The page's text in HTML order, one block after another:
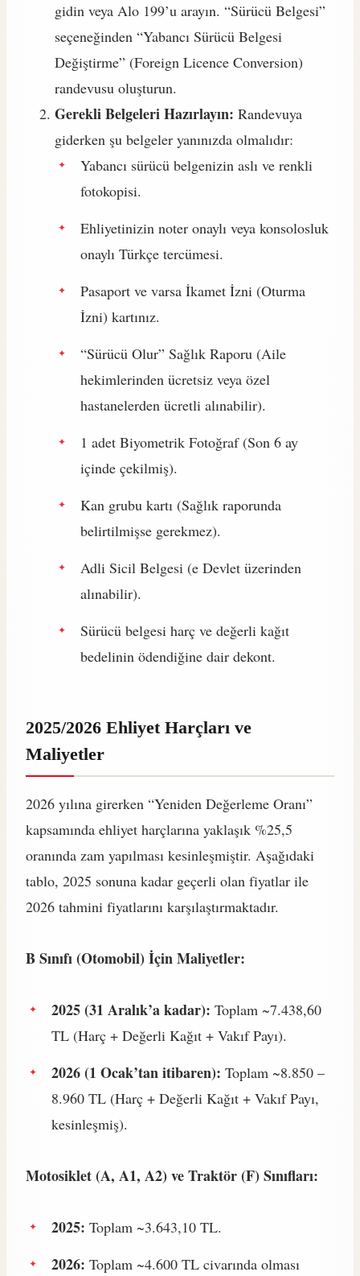
gidin veya Alo 199’u arayın. “Sürücü Belgesi”
seçeneğinden “Yabancı Sürücü Belgesi
Değiştirme” (Foreign Licence Conversion)
randevusu oluşturun.
Gerekli Belgeleri Hazırlayın: Randevuya
giderken şu belgeler yanınızda olmalıdır:
Yabancı sürücü belgenizin aslı ve renkli
fotokopisi.
Ehliyetinizin noter onaylı veya konsolosluk
onaylı Türkçe tercümesi.
Pasaport ve varsa İkamet İzni (Oturma
İzni) kartınız.
“Sürücü Olur” Sağlık Raporu (Aile
hekimlerinden ücretsiz veya özel
hastanelerden ücretli alınabilir).
1 adet Biyometrik Fotoğraf (Son 6 ay
içinde çekilmiş).
Kan grubu kartı (Sağlık raporunda
belirtilmişse gerekmez).
Adli Sicil Belgesi (e Devlet üzerinden
alınabilir).
Sürücü belgesi harç ve değerli kağıt
bedelinin ödendiğine dair dekont.
2025/2026 Ehliyet Harçları ve
Maliyetler
2026 yılına girerken “Yeniden Değerleme Oranı”
kapsamında ehliyet harçlarına yaklaşık %25,5
oranında zam yapılması kesinleşmiştir. Aşağıdaki
tablo, 2025 sonuna kadar geçerli olan fiyatlar ile
2026 tahmini fiyatlarını karşılaştırmaktadır.
B Sınıfı (Otomobil) İçin Maliyetler:
2025 (31 Aralık’a kadar): Toplam ~7.438,60
TL (Harç + Değerli Kağıt + Vakıf Payı).
2026 (1 Ocak’tan itibaren): Toplam ~8.850 –
8.960 TL (Harç + Değerli Kağıt + Vakıf Payı,
kesinleşmiş).
Motosiklet (A, A1, A2) ve Traktör (F) Sınıfları:
2025: Toplam ~3.643,10 TL.
2026: Toplam ~4.600 TL civarında olması